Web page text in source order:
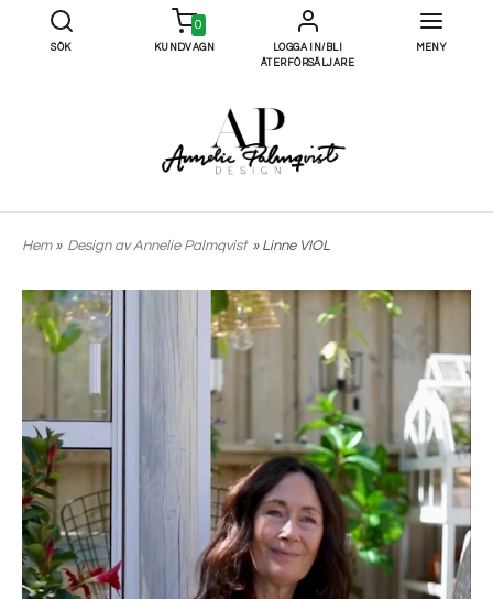
SÖK
0
KUNDVAGN
LOGGA IN/BLI
ÅTERFÖRSÄLJARE
MENY
Hem» Design av Annelie Palmqvist » Linne VIOL